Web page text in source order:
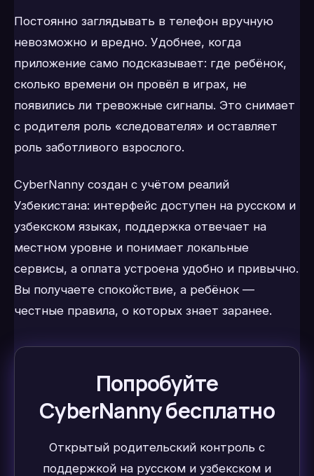
Постоянно заглядывать в телефон вручную
невозможно и вредно. Удобнее, когда
приложение само подсказывает: где ребёнок,
сколько времени он провёл в играх, не
появились ли тревожные сигналы. Это снимает
с родителя роль «следователя» и оставляет
роль заботливого взрослого.
CyberNanny создан с учётом реалий
Узбекистана: интерфейс доступен на русском и
узбекском языках, поддержка отвечает на
местном уровне и понимает локальные
сервисы, а оплата устроена удобно и привычно.
Вы получаете спокойствие, а ребёнок —
честные правила, о которых знает заранее.
Попробуйте
CyberNanny бесплатно
Открытый родительский контроль с
поддержкой на русском и узбекском и